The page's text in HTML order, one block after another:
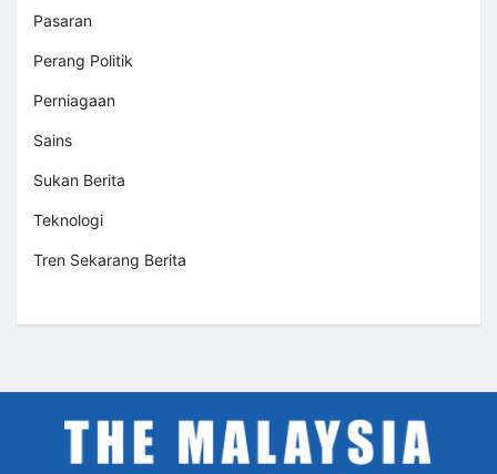
Pasaran
Perang Politik
Perniagaan
Sains
Sukan Berita
Teknologi
Tren Sekarang Berita